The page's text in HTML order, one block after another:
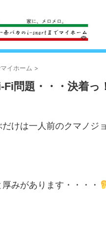
イホーム >
問題・・・決着っ
だけは一人前のクマノジ
みがあります・・・・